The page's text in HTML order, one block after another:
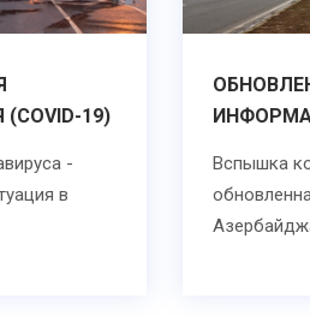
19)
-
в
Вспышка